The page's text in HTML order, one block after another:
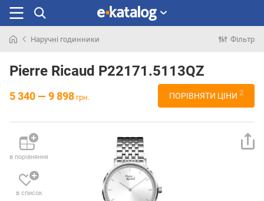
раніше
Наручні годинники Фільтр
Pierre Ricaud P22171.5113QZ
5 340 — 9 898 грн. ПОРІВНЯТИ ЦІНИ 2
в порівняння
в список